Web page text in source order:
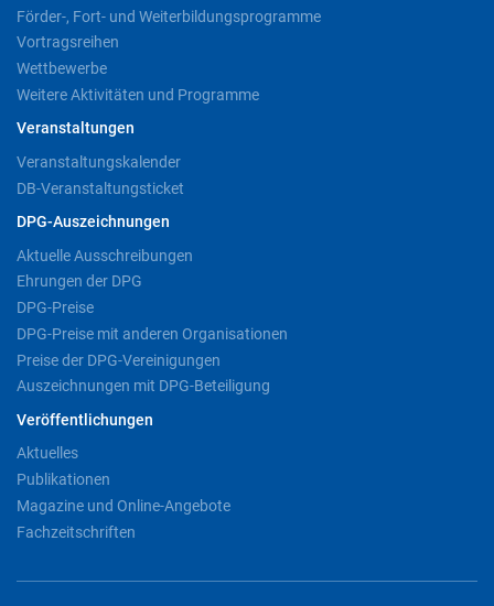
Förder-, Fort- und Weiterbildungsprogramme
Vortragsreihen
Wettbewerbe
Weitere Aktivitäten und Programme
Veranstaltungen
Veranstaltungskalender
DB-Veranstaltungsticket
DPG-Auszeichnungen
Aktuelle Ausschreibungen
Ehrungen der DPG
DPG-Preise
DPG-Preise mit anderen Organisationen
Preise der DPG-Vereinigungen
Auszeichnungen mit DPG-Beteiligung
Veröffentlichungen
Aktuelles
Publikationen
Magazine und Online-Angebote
Fachzeitschriften